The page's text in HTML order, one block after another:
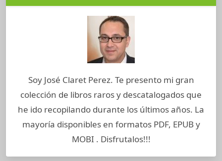
Soy José Claret Perez. Te presento mi gran
colección de libros raros y descatalogados que
he ido recopilando durante los últimos años. La
mayoría disponibles en formatos PDF, EPUB y
MOBI . Disfrutalos!!!